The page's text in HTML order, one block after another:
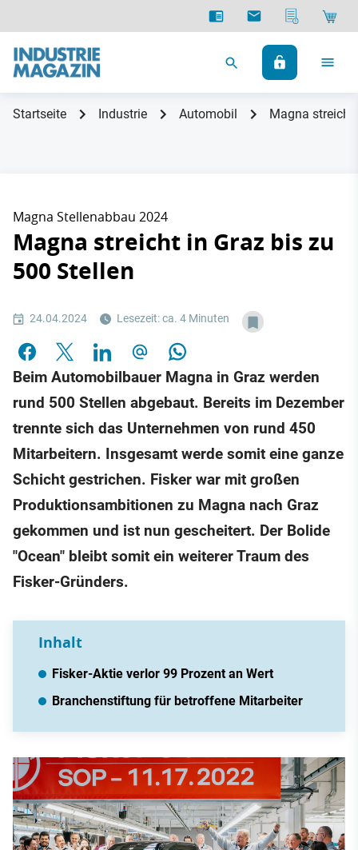
Startseite Industrie Automobil Magna streicht
Magna Stellenabbau 2024
Magna streicht in Graz bis zu
500 Stellen
24.04.2024 Lesezeit: ca. 4 Minuten
Beim Automobilbauer Magna in Graz werden
rund 500 Stellen abgebaut. Bereits im Dezember
trennte sich das Unternehmen von rund 450
Mitarbeitern. Insgesamt werde somit eine ganze
Schicht gestrichen. Fisker war mit großen
Produktionsambitionen zu Magna nach Graz
gekommen und ist nun gescheitert. Der Bolide
"Ocean" bleibt somit ein weiterer Traum des
Fisker-Gründers.
Inhalt
Fisker-Aktie verlor 99 Prozent an Wert
Branchenstiftung für betroffene Mitarbeiter